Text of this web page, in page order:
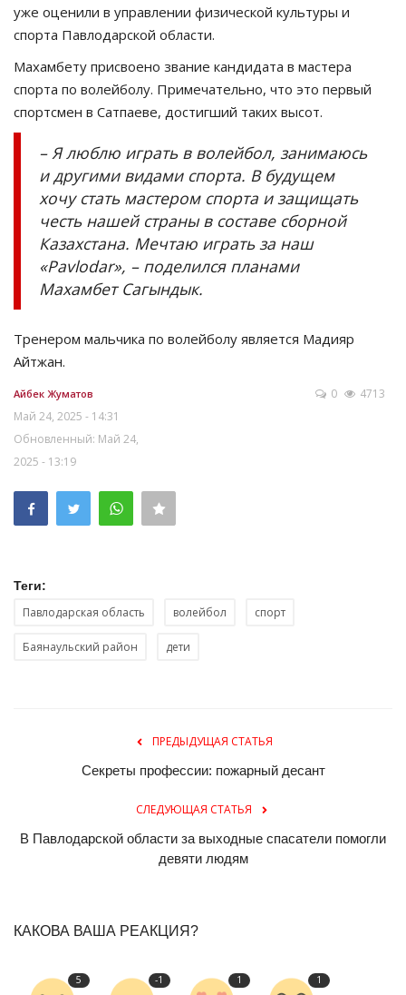
уже оценили в управлении физической культуры и
спорта Павлодарской области.
Махамбету присвоено звание кандидата в мастера
спорта по волейболу. Примечательно, что это первый
спортсмен в Сатпаеве, достигший таких высот.
– Я люблю играть в волейбол, занимаюсь
и другими видами спорта. В будущем
хочу стать мастером спорта и защищать
честь нашей страны в составе сборной
Казахстана. Мечтаю играть за наш
«Pavlodar», – поделился планами
Махамбет Сагындык.
Тренером мальчика по волейболу является Мадияр
Айтжан.
Айбек Жуматов
Май 24, 2025 - 14:31
Обновленный: Май 24,
2025 - 13:19
0 4713
Теги:
Павлодарская область волейбол спорт
Баянаульский район дети
ПРЕДЫДУЩАЯ СТАТЬЯ
Секреты профессии: пожарный десант
СЛЕДУЮЩАЯ СТАТЬЯ
В Павлодарской области за выходные спасатели помогли
девяти людям
КАКОВА ВАША РЕАКЦИЯ?
5 -1 1 1